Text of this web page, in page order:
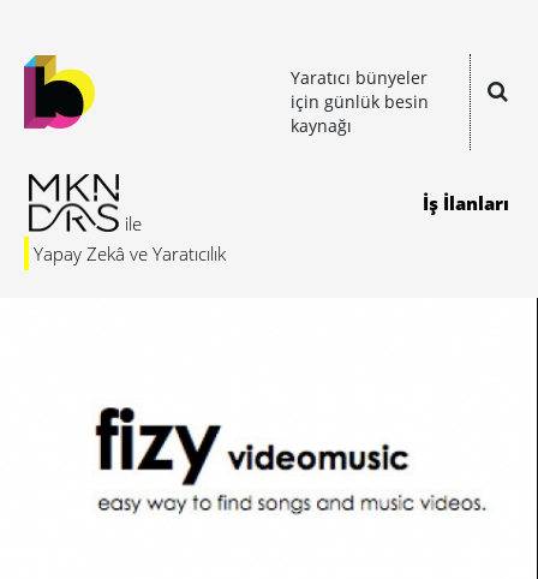
Yaratıcı bünyeler
için günlük besin
kaynağı
Yapay Zekâ ve Yaratıcılık
İş İlanları